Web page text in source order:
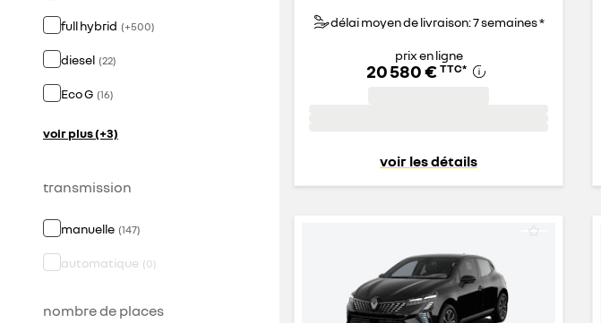
full hybrid (+500)
diesel (22)
Eco G (16)
voir plus (+3)
transmission
manuelle (147)
automatique (0)
nombre de places
délai moyen de livraison: 7 semaines *
prix en ligne
20 580 € TTC*
voir les détails